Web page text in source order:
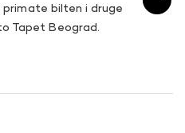
primate bilten i druge
Tapet Beograd.